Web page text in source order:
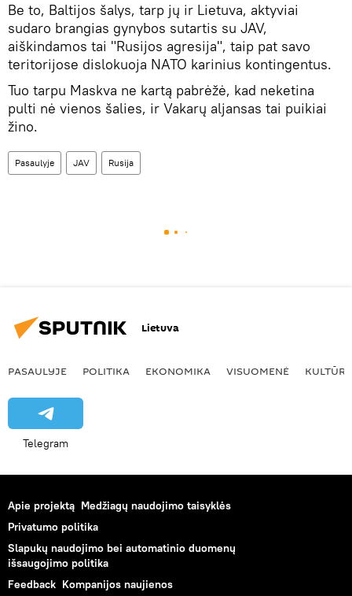
Be to, Baltijos šalys, tarp jų ir Lietuva, aktyviai
sudaro brangias gynybos sutartis su JAV,
aiškindamos tai "Rusijos agresija", taip pat savo
teritorijose dislokuoja NATO karinius kontingentus.
Tuo tarpu Maskva ne kartą pabrėžė, kad neketina
pulti nė vienos šalies, ir Vakarų aljansas tai puikiai
žino.
Pasaulyje JAV Rusija
Lietuva
PASAULYJE POLITIKA EKONOMIKA VISUOMENĖ KULTŪRA
Telegram
Apie projektą Medžiagų naudojimo taisyklės
Privatumo politika
Slapukų naudojimo bei automatinio duomenų
išsaugojimo politika
Feedback Kompanijos naujienos